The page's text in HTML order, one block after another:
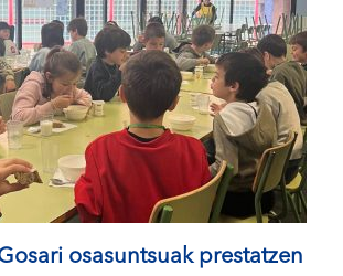
osasuntsuak prestatzen